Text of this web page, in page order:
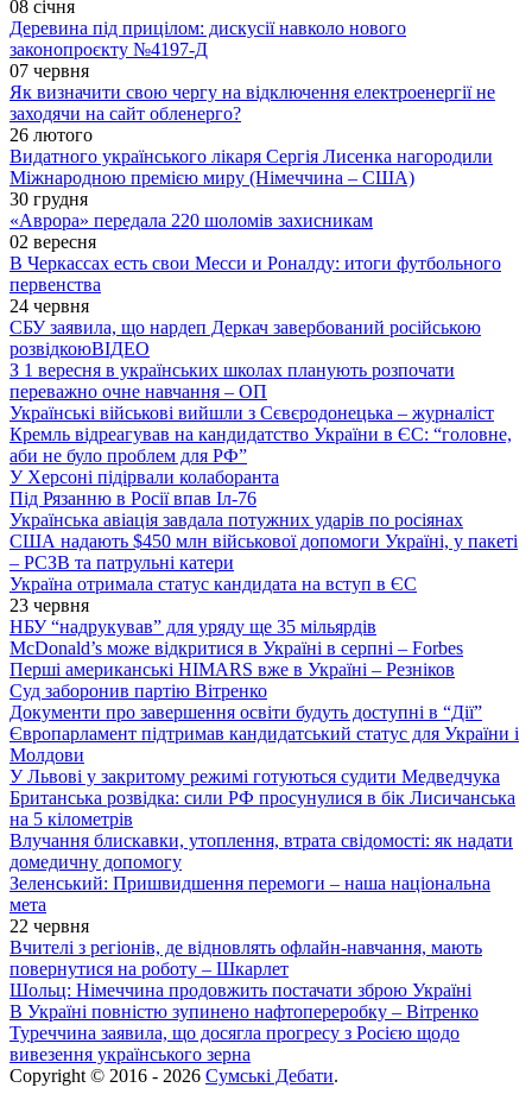
08 січня
Деревина під прицілом: дискусії навколо нового
законопроєкту №4197-Д
07 червня
Як визначити свою чергу на відключення електроенергії не
заходячи на сайт обленерго?
26 лютого
Видатного українського лікаря Сергія Лисенка нагородили
Міжнародною премією миру (Німеччина – США)
30 грудня
«Аврора» передала 220 шоломів захисникам
02 вересня
В Черкассах есть свои Месси и Роналду: итоги футбольного
первенства
24 червня
СБУ заявила, що нардеп Деркач завербований російською
розвідкоюВІДЕО
З 1 вересня в українських школах планують розпочати
переважно очне навчання – ОП
Українські військові вийшли з Сєвєродонецька – журналіст
Кремль відреагував на кандидатство України в ЄС: “головне,
аби не було проблем для РФ”
У Херсоні підірвали колаборанта
Під Рязанню в Росії впав Іл-76
Українська авіація завдала потужних ударів по росіянах
США надають $450 млн військової допомоги Україні, у пакеті
– РСЗВ та патрульні катери
Україна отримала статус кандидата на вступ в ЄС
23 червня
НБУ “надрукував” для уряду ще 35 мільярдів
McDonald’s може відкритися в Україні в серпні – Forbes
Перші американські HIMARS вже в Україні – Резніков
Суд заборонив партію Вітренко
Документи про завершення освіти будуть доступні в “Дії”
Європарламент підтримав кандидатський статус для України і
Молдови
У Львові у закритому режимі готуються судити Медведчука
Британська розвідка: сили РФ просунулися в бік Лисичанська
на 5 кілометрів
Влучання блискавки, утоплення, втрата свідомості: як надати
домедичну допомогу
Зеленський: Пришвидшення перемоги – наша національна
мета
22 червня
Вчителі з регіонів, де відновлять офлайн-навчання, мають
повернутися на роботу – Шкарлет
Шольц: Німеччина продовжить постачати зброю Україні
В Україні повністю зупинено нафтопереробку – Вітренко
Туреччина заявила, що досягла прогресу з Росією щодо
вивезення українського зерна
Copyright © 2016 - 2026 Сумські Дебати.